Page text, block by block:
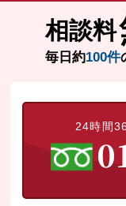
相談料
毎日約100件
24時間